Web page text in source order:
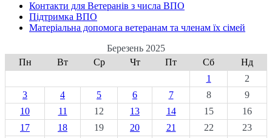
Контакти для Ветеранів з числа ВПО
Підтримка ВПО
Матеріальна допомога ветеранам та членам їх сімей
Березень 2025
Пн
Вт Ср Чт Пт Сб
Нд
1
2
3
4 5 6 7 8
9
10
11 12 13 14 15
16
17
18 19 20 21 22
23